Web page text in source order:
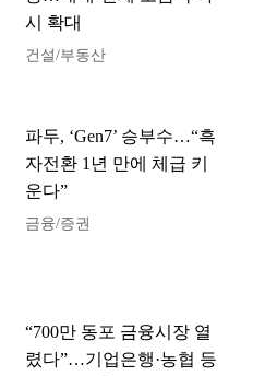
시 확대
건설/부동산
파두, ‘Gen7’ 승부수…“흑
자전환 1년 만에 체급 키
운다”
금융/증권
“700만 동포 금융시장 열
렸다”…기업은행·농협 등